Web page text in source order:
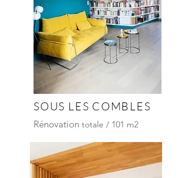
SOUS LES COMBLES
Rénovation totale / 101 m2